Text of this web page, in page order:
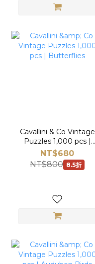
Cavallini & Co Vintage
Puzzles 1,000 pcs |
Butterflies
NT$680
NT$800 8.5折